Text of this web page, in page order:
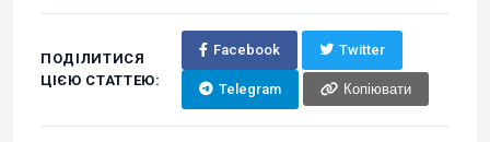
ПОДІЛИТИСЯ
ЦІЄЮ СТАТТЕЮ:
Facebook Twitter
Telegram Копіювати